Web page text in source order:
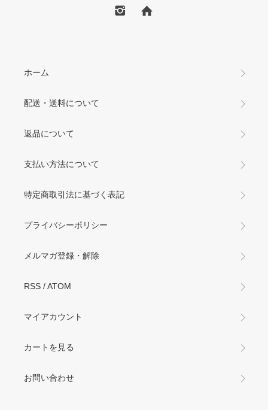
ホーム
配送・送料について
返品について
支払い方法について
特定商取引法に基づく表記
プライバシーポリシー
メルマガ登録・解除
RSS /ATOM
マイアカウント
カートを見る
お問い合わせ